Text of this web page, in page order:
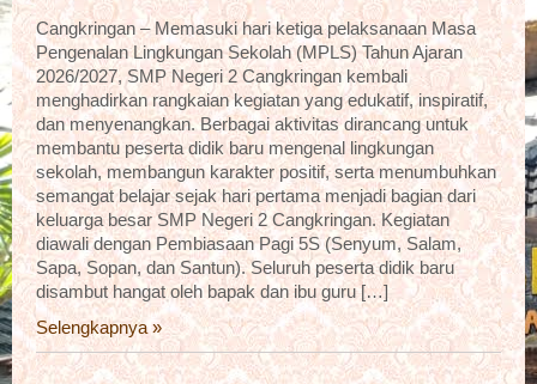
Cangkringan – Memasuki hari ketiga pelaksanaan Masa
Pengenalan Lingkungan Sekolah (MPLS) Tahun Ajaran
2026/2027, SMP Negeri 2 Cangkringan kembali
menghadirkan rangkaian kegiatan yang edukatif, inspiratif,
dan menyenangkan. Berbagai aktivitas dirancang untuk
membantu peserta didik baru mengenal lingkungan
sekolah, membangun karakter positif, serta menumbuhkan
semangat belajar sejak hari pertama menjadi bagian dari
keluarga besar SMP Negeri 2 Cangkringan. Kegiatan
diawali dengan Pembiasaan Pagi 5S (Senyum, Salam,
Sapa, Sopan, dan Santun). Seluruh peserta didik baru
disambut hangat oleh bapak dan ibu guru […]
Selengkapnya »